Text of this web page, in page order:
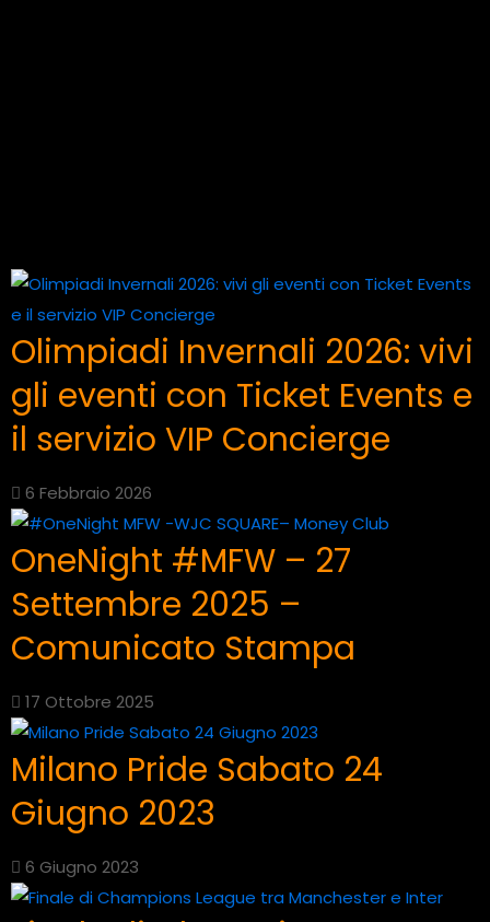
Olimpiadi Invernali 2026: vivi
gli eventi con Ticket Events e
il servizio VIP Concierge
6 Febbraio 2026
OneNight #MFW – 27
Settembre 2025 –
Comunicato Stampa
17 Ottobre 2025
Milano Pride Sabato 24
Giugno 2023
6 Giugno 2023